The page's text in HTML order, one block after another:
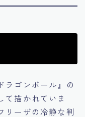
ラゴンボール』の
て描かれていま
リーザの冷静な判